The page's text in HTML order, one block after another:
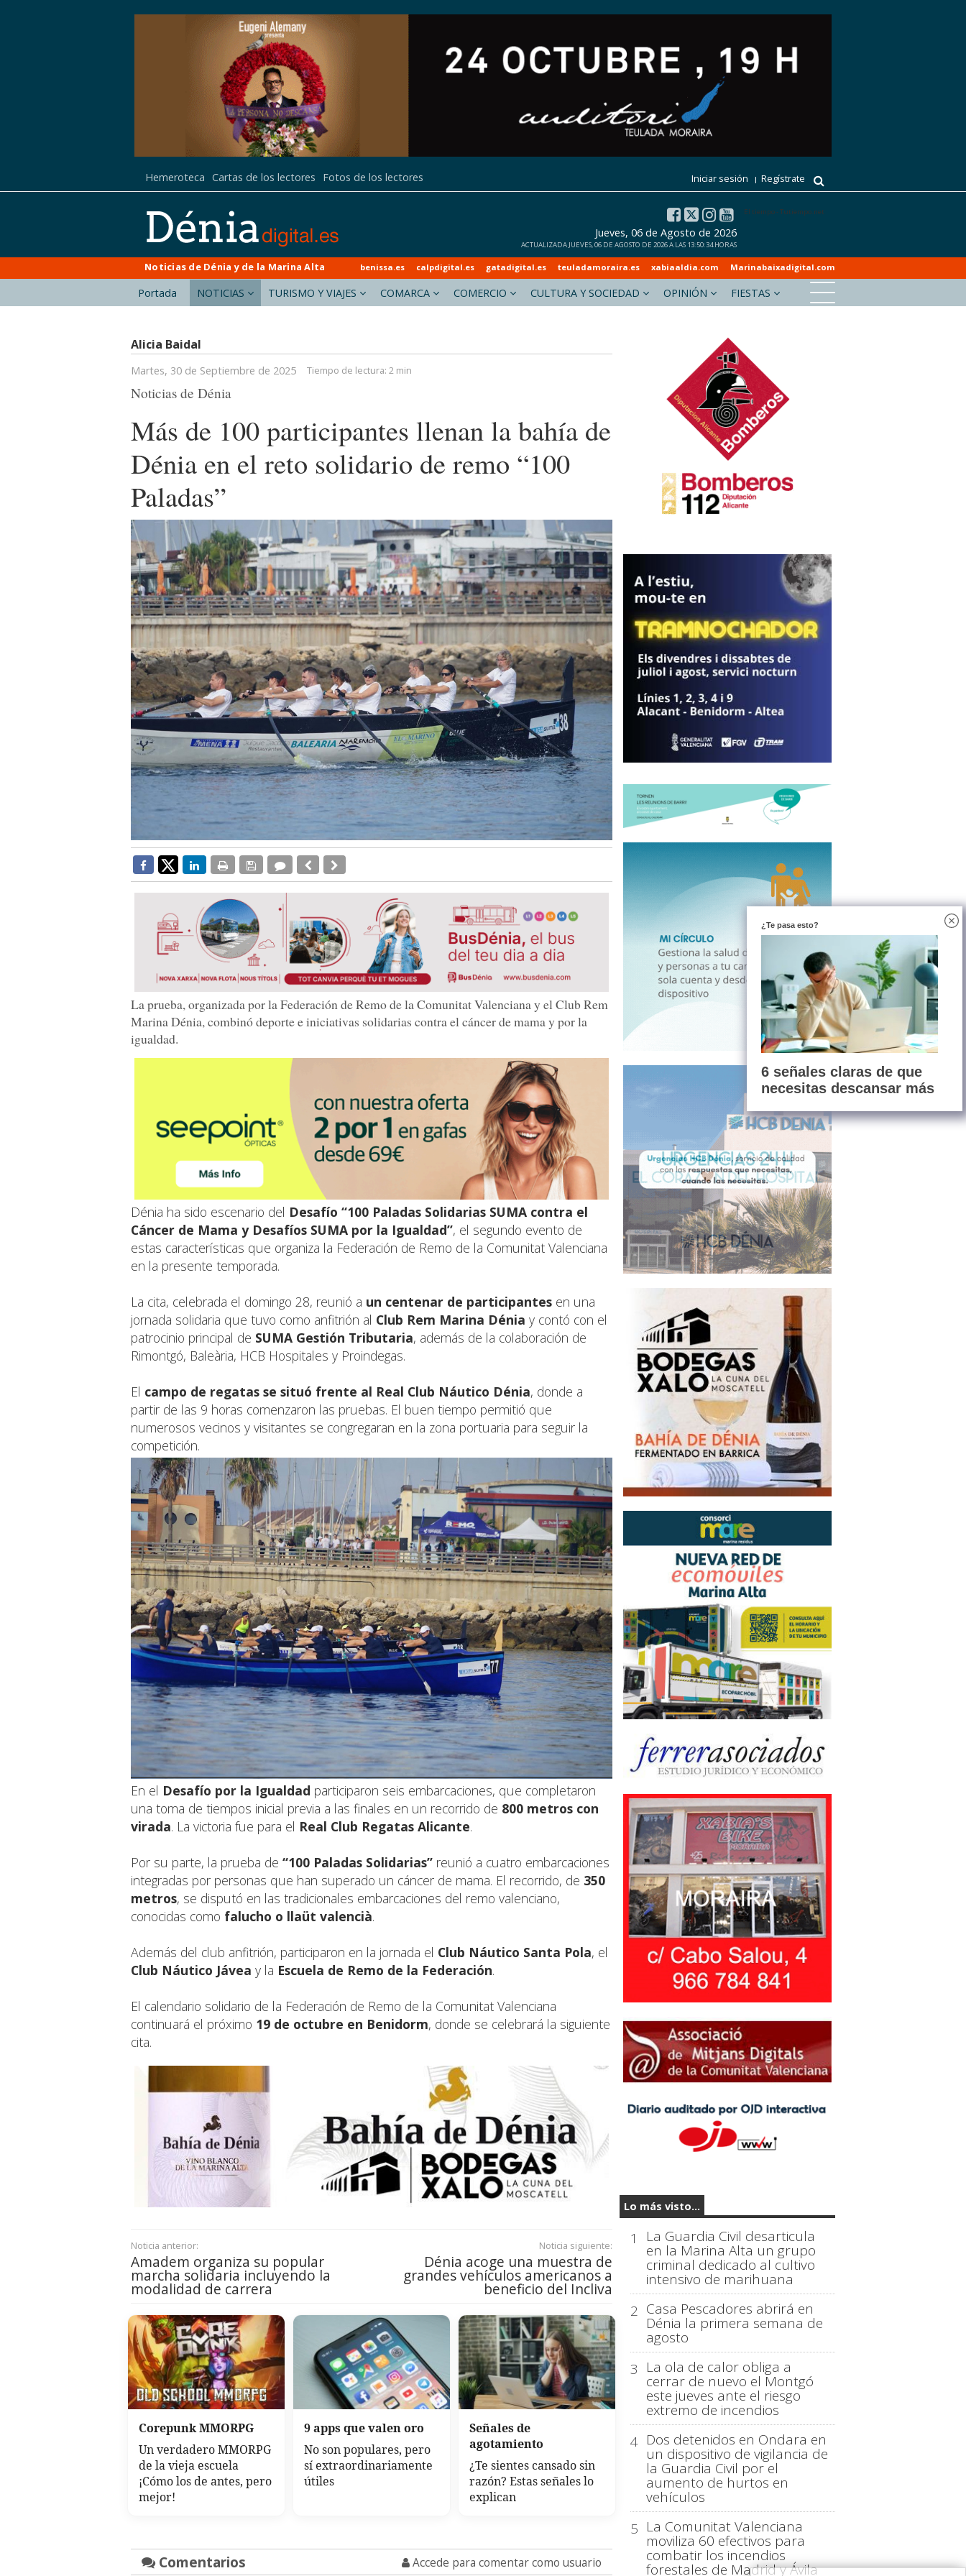
Hemeroteca Cartas de los lectores Fotos de los lectores Iniciar sesión Regístrate
El tiempo - Tutiempo.net
Jueves, 06 de Agosto de 2026
ACTUALIZADA JUEVES, 06 DE AGOSTO DE 2026 A LAS 13:50:34 HORAS
Noticias de Dénia y de la Marina Alta benissa.es calpdigital.es gatadigital.es teuladamoraira.es xabiaaldia.com Marinabaixadigital.com
Portada NOTICIAS TURISMO Y VIAJES COMARCA COMERCIO CULTURA Y SOCIEDAD OPINIÓN FIESTAS
Alicia Baidal
Martes, 30 de Septiembre de 2025 Tiempo de lectura: 2 min
Noticias de Dénia
Más de 100 participantes llenan la bahía de
Dénia en el reto solidario de remo “100
Paladas”
La prueba, organizada por la Federación de Remo de la Comunitat Valenciana y el Club Rem
Marina Dénia, combinó deporte e iniciativas solidarias contra el cáncer de mama y por la
igualdad.
Dénia ha sido escenario del Desafío “100 Paladas Solidarias SUMA contra el
Cáncer de Mama y Desafíos SUMA por la Igualdad”, el segundo evento de
estas características que organiza la Federación de Remo de la Comunitat Valenciana
en la presente temporada.
La cita, celebrada el domingo 28, reunió a un centenar de participantes en una
jornada solidaria que tuvo como anfitrión al Club Rem Marina Dénia y contó con el
patrocinio principal de SUMA Gestión Tributaria, además de la colaboración de
Rimontgó, Baleària, HCB Hospitales y Proindegas.
El campo de regatas se situó frente al Real Club Náutico Dénia, donde a
partir de las 9 horas comenzaron las pruebas. El buen tiempo permitió que
numerosos vecinos y visitantes se congregaran en la zona portuaria para seguir la
competición.
En el Desafío por la Igualdad participaron seis embarcaciones, que completaron
una toma de tiempos inicial previa a las finales en un recorrido de 800 metros con
virada. La victoria fue para el Real Club Regatas Alicante.
Por su parte, la prueba de “100 Paladas Solidarias” reunió a cuatro embarcaciones
integradas por personas que han superado un cáncer de mama. El recorrido, de 350
metros, se disputó en las tradicionales embarcaciones del remo valenciano,
conocidas como falucho o llaüt valencià.
Además del club anfitrión, participaron en la jornada el Club Náutico Santa Pola, el
Club Náutico Jávea y la Escuela de Remo de la Federación.
El calendario solidario de la Federación de Remo de la Comunitat Valenciana
continuará el próximo 19 de octubre en Benidorm, donde se celebrará la siguiente
cita.
Noticia anterior:
Amadem organiza su popular
marcha solidaria incluyendo la
modalidad de carrera
Noticia siguiente:
Dénia acoge una muestra de
grandes vehículos americanos a
beneficio del Incliva
Corepunk MMORPG
Un verdadero MMORPG
de la vieja escuela
¡Cómo los de antes, pero
mejor!
9 apps que valen oro
No son populares, pero
sí extraordinariamente
útiles
Señales de
agotamiento
¿Te sientes cansado sin
razón? Estas señales lo
explican
Comentarios Accede para comentar como usuario
Lo más visto...
1 La Guardia Civil desarticula
en la Marina Alta un grupo
criminal dedicado al cultivo
intensivo de marihuana
2 Casa Pescadores abrirá en
Dénia la primera semana de
agosto
3 La ola de calor obliga a
cerrar de nuevo el Montgó
este jueves ante el riesgo
extremo de incendios
4 Dos detenidos en Ondara en
un dispositivo de vigilancia de
la Guardia Civil por el
aumento de hurtos en
vehículos
5 La Comunitat Valenciana
moviliza 60 efectivos para
combatir los incendios
forestales de Madrid y Ávila
¿Te pasa esto?
6 señales claras de que
necesitas descansar más